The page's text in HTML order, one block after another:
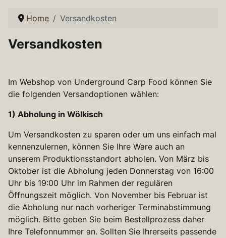
Home Versandkosten
Versandkosten
Im Webshop von Underground Carp Food können Sie
die folgenden Versandoptionen wählen:
1) Abholung in Wölkisch
Um Versandkosten zu sparen oder um uns einfach mal
kennenzulernen, können Sie Ihre Ware auch an
unserem Produktionsstandort abholen. Von März bis
Oktober ist die Abholung jeden Donnerstag von 16:00
Uhr bis 19:00 Uhr im Rahmen der regulären
Öffnungszeit möglich. Von November bis Februar ist
die Abholung nur nach vorheriger Terminabstimmung
möglich. Bitte geben Sie beim Bestellprozess daher
Ihre Telefonnummer an. Sollten Sie Ihrerseits passende